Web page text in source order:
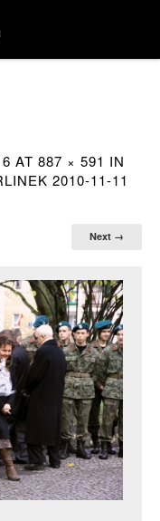
AT 887 × 591 IN
2010-11-11
Next →